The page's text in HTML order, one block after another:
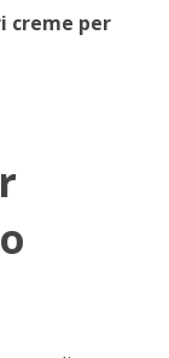
creme per